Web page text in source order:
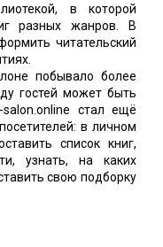
в которой
разных жанров. В
читательский
побывало более
гостей может быть
стал ещё
в личном
список книг,
узнать, на каких
свою подборку